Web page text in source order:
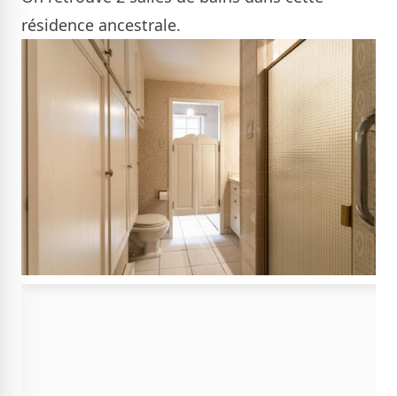
résidence ancestrale.